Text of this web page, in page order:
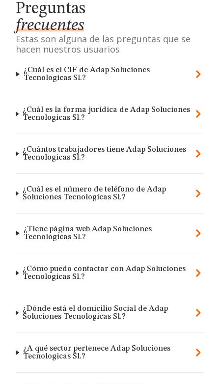
Preguntas
frecuentes
Estas son alguna de las preguntas que se
hacen nuestros usuarios
¿Cuál es el CIF de Adap Soluciones
Tecnologicas Sl.?
¿Cuál es la forma jurídica de Adap Soluciones
Tecnologicas Sl.?
¿Cuántos trabajadores tiene Adap Soluciones
Tecnologicas Sl.?
¿Cuál es el número de teléfono de Adap
Soluciones Tecnologicas Sl.?
¿Tiene página web Adap Soluciones
Tecnologicas Sl.?
¿Cómo puedo contactar con Adap Soluciones
Tecnologicas Sl.?
¿Dónde está el domicilio Social de Adap
Soluciones Tecnologicas Sl.?
¿A qué sector pertenece Adap Soluciones
Tecnologicas Sl.?